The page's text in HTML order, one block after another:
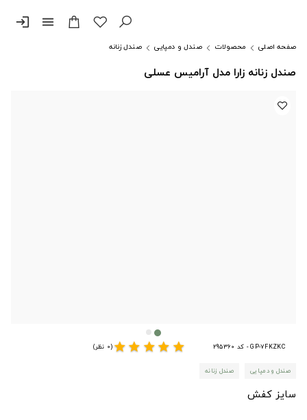
menu
login
صفحه اصلی محصولات صندل و دمپایی صندل زنانه
صندل زنانه زارا مدل آرامیس عسلی
GP-7FKZKC - کد 295360 star
star
star
star
star(0 نظر)
صندل و دمپایی صندل زنانه
سایز کفش